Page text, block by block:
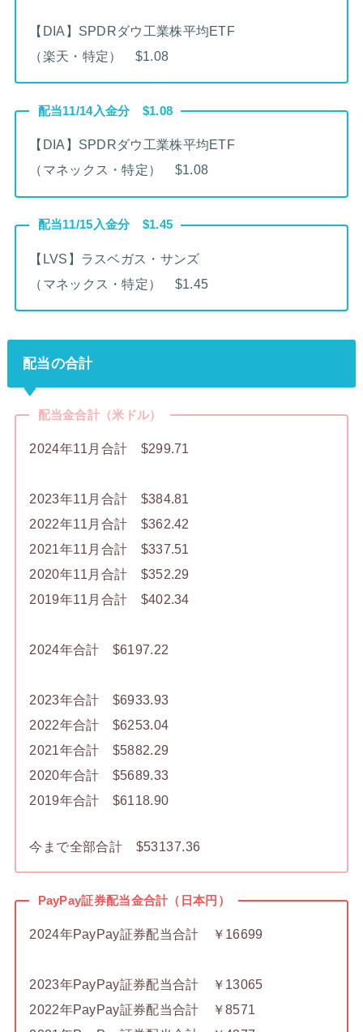
【DIA】SPDRダウ工業株平均ETF
（楽天・特定） $1.08
配当11/14入金分 $1.08
【DIA】SPDRダウ工業株平均ETF
（マネックス・特定） $1.08
配当11/15入金分 $1.45
【LVS】ラスベガス・サンズ
（マネックス・特定） $1.45
配当の合計
配当金合計（米ドル）
2024年11月合計 $299.71
2023年11月合計 $384.81
2022年11月合計 $362.42
2021年11月合計 $337.51
2020年11月合計 $352.29
2019年11月合計 $402.34
2024年合計 $6197.22
2023年合計 $6933.93
2022年合計 $6253.04
2021年合計 $5882.29
2020年合計 $5689.33
2019年合計 $6118.90
今まで全部合計 $53137.36
PayPay証券配当金合計（日本円）
2024年PayPay証券配当合計 ￥16699
2023年PayPay証券配当合計 ￥13065
2022年PayPay証券配当合計 ￥8571